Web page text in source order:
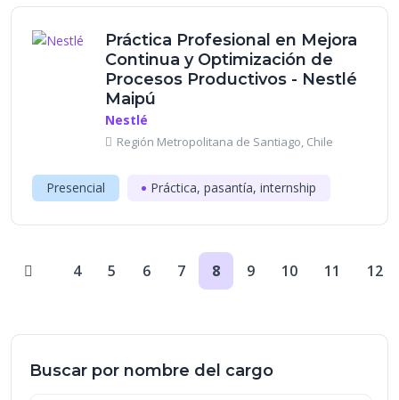
Práctica Profesional en Mejora
Continua y Optimización de
Procesos Productivos - Nestlé
Maipú
Nestlé
Región Metropolitana de Santiago, Chile
Presencial Práctica, pasantía, internship
4 5 6 7 8 9 10 11 12
Buscar por nombre del cargo